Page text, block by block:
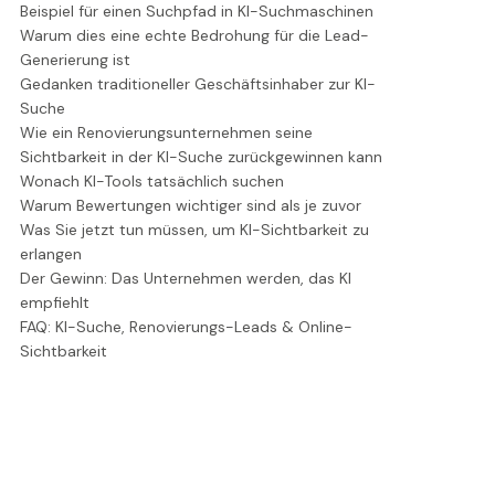
Beispiel für einen Suchpfad in KI-Suchmaschinen
Warum dies eine echte Bedrohung für die Lead-
Generierung ist
Gedanken traditioneller Geschäftsinhaber zur KI-
Suche
Wie ein Renovierungsunternehmen seine
Sichtbarkeit in der KI-Suche zurückgewinnen kann
Wonach KI-Tools tatsächlich suchen
Warum Bewertungen wichtiger sind als je zuvor
Was Sie jetzt tun müssen, um KI-Sichtbarkeit zu
erlangen
Der Gewinn: Das Unternehmen werden, das KI
empfiehlt
FAQ: KI-Suche, Renovierungs-Leads & Online-
Sichtbarkeit